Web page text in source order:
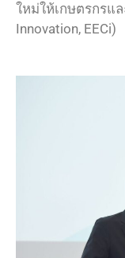
ใหม่ให้เกษตรกรแ
Innovation, EECi)